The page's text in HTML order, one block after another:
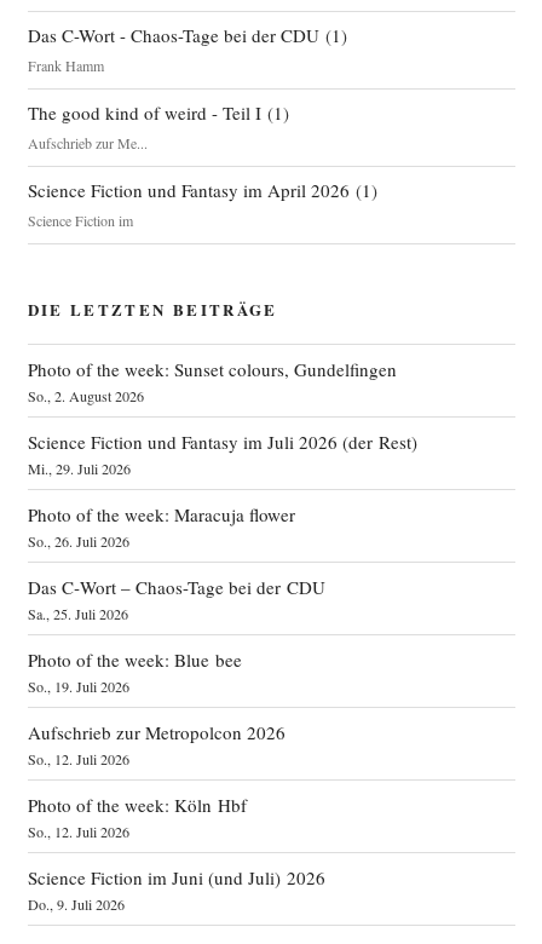
Das C-Wort - Chaos-Tage bei der CDU(1)
Frank Hamm
The good kind of weird - Teil I(1)
Aufschrieb zur Me...
Science Fiction und Fantasy im April 2026 (1)
Science Fiction im
DIE LETZTEN BEITRÄGE
Photo of the week: Sunset colours, Gundelfingen
So., 2. August 2026
Science Fiction und Fantasy im Juli 2026 (der Rest)
Mi., 29. Juli 2026
Photo of the week: Maracuja flower
So., 26. Juli 2026
Das C‑Wort – Chaos-Tage bei der CDU
Sa., 25. Juli 2026
Photo of the week: Blue bee
So., 19. Juli 2026
Aufschrieb zur Metropolcon 2026
So., 12. Juli 2026
Photo of the week: Köln Hbf
So., 12. Juli 2026
Science Fiction im Juni (und Juli) 2026
Do., 9. Juli 2026